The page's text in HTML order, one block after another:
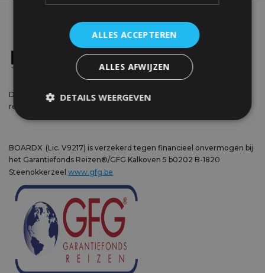
De nummer 1 surfreisorganisatie uit België met surfkampen, surf
resorts en surf huizen in Frankrijk, Spanje en Marokko!
BOARDX (Lic. V9217) is verzekerd tegen financieel onvermogen bij
het Garantiefonds Reizen®/GFG Kalkoven 5 b0202 B-1820
Steenokkerzeel www.gfg.be
ALLES ACCEPTEREN
ALLES AFWIJZEN
DETAILS WEERGEVEN